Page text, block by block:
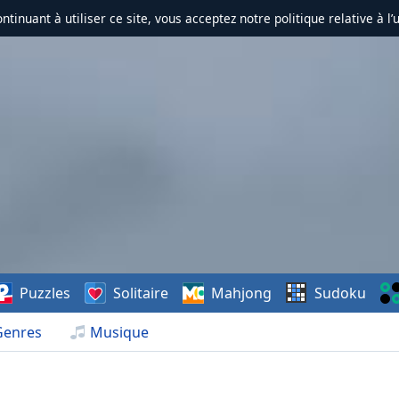
à utiliser ce site, vous acceptez notre politique relative à
Musique
Puzzles Solitaire Mahjong Sudoku